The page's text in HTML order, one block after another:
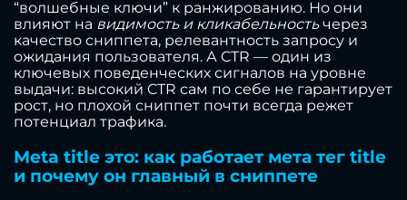
“волшебные ключи” к ранжированию. Но они
влияют на видимость и кликабельностьчерез
качество сниппета, релевантность запросу и
ожидания пользователя. А CTR — один из
ключевых поведенческих сигналов на уровне
выдачи: высокий CTR сам по себе не гарантирует
рост, но плохой сниппет почти всегда режет
потенциал трафика.
Meta title это: как работает мета тег title
и почему он главный в сниппете